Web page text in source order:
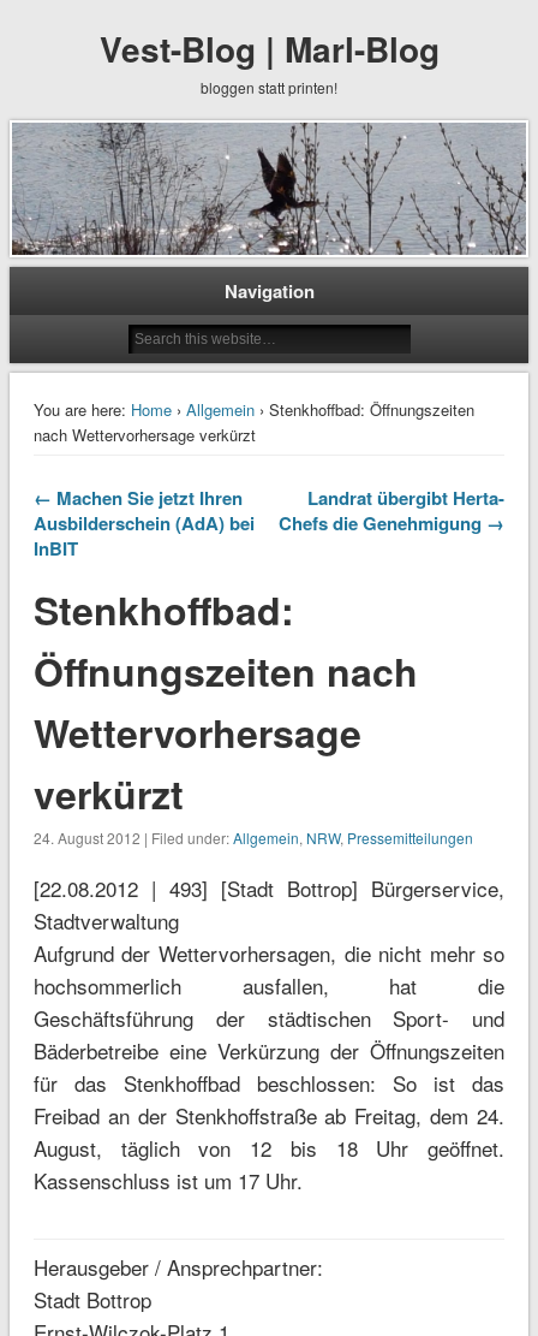
Vest-Blog | Marl-Blog
bloggen statt printen!
Navigation
You are here: Home› Allgemein› Stenkhoffbad: Öffnungszeiten
nach Wettervorhersage verkürzt
← Machen Sie jetzt Ihren
Ausbilderschein (AdA) bei
InBIT
Landrat übergibt Herta-
Chefs die Genehmigung →
Stenkhoffbad:
Öffnungszeiten nach
Wettervorhersage
verkürzt
24. August 2012 | Filed under:Allgemein, NRW, Pressemitteilungen
[22.08.2012 | 493] [Stadt Bottrop] Bürgerservice,
Stadtverwaltung
Aufgrund der Wettervorhersagen, die nicht mehr so
hochsommerlich ausfallen, hat die
Geschäftsführung der städtischen Sport- und
Bäderbetreibe eine Verkürzung der Öffnungszeiten
für das Stenkhoffbad beschlossen: So ist das
Freibad an der Stenkhoffstraße ab Freitag, dem 24.
August, täglich von 12 bis 18 Uhr geöffnet.
Kassenschluss ist um 17 Uhr.
Herausgeber / Ansprechpartner:
Stadt Bottrop